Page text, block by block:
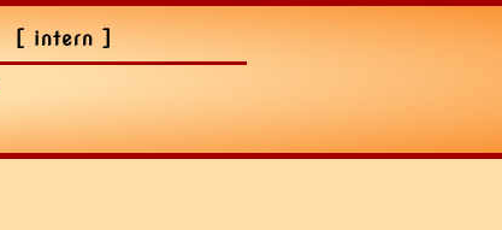
[ intern ]